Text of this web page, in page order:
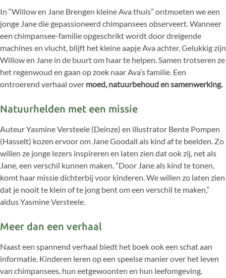
In “Willow en Jane Brengen kleine Ava thuis” ontmoeten we een
jonge Jane die gepassioneerd chimpansees observeert. Wanneer
een chimpansee-familie opgeschrikt wordt door dreigende
machines en vlucht, blijft het kleine aapje Ava achter. Gelukkig zijn
Willow en Jane in de buurt om haar te helpen. Samen trotseren ze
het regenwoud en gaan op zoek naar Ava’s familie. Een
ontroerend verhaal over moed, natuurbehoud en samenwerking.
Natuurhelden met een missie
Auteur Yasmine Versteele (Deinze) en illustrator Bente Pompen
(Hasselt) kozen ervoor om Jane Goodall als kind af te beelden. Zo
willen ze jonge lezers inspireren en laten zien dat ook zij, net als
Jane, een verschil kunnen maken. “Door Jane als kind te tonen,
komt haar missie dichterbij voor kinderen. We willen zo laten zien
dat je nooit te klein of te jong bent om een verschil te maken,”
aldus Yasmine Versteele.
Meer dan een verhaal
Naast een spannend verhaal biedt het boek ook een schat aan
informatie. Kinderen leren op een speelse manier over het leven
van chimpansees, hun eetgewoonten en hun leefomgeving.